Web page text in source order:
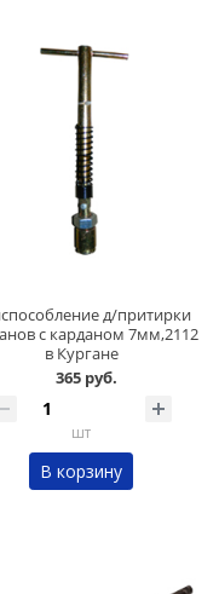
д/притирки
с карданом 7мм,2112
в Кургане
365 руб.
шт
В корзину